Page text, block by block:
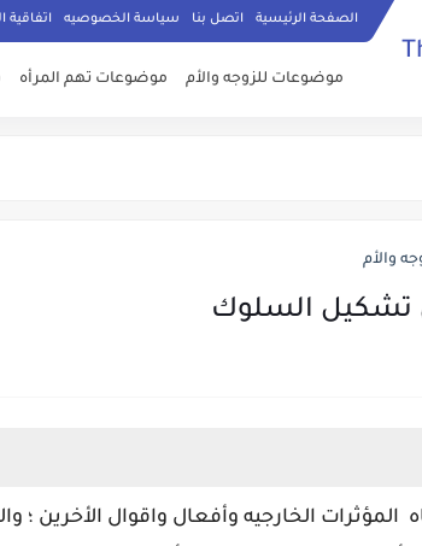
الصفحة الرئيسية اتصل بنا سياسة الخصوصيه اتفاقية
موضوعات للزوجه والأم موضوعات تهم المرأه
والأم
تشكيل السلوك
المؤثرات الخارجيه وأفعال واقوال الأخرين ؛